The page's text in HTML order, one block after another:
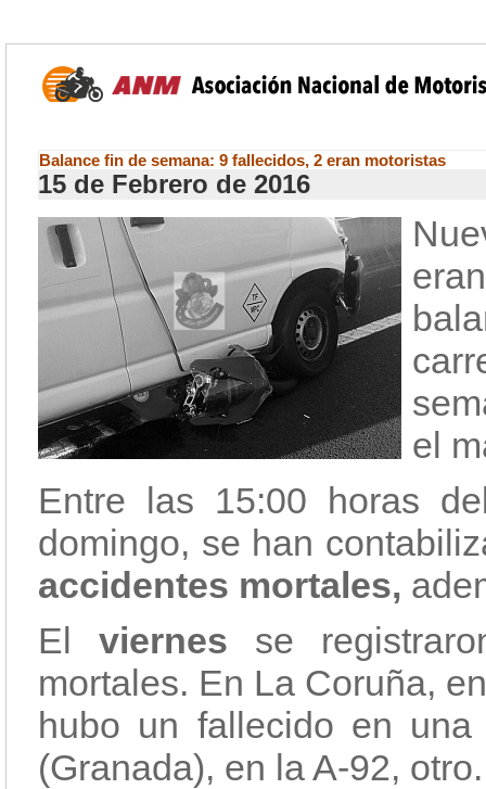
Balance fin de semana: 9 fallecidos, 2 eran motoristas
15 de Febrero de 2016
el
Entre las 15:00 horas
domingo, se han
accidentes mortales,
El viernes se
mortales. En La Coruña,
hubo un fallecido en
(Granada), en la A-92, otro.